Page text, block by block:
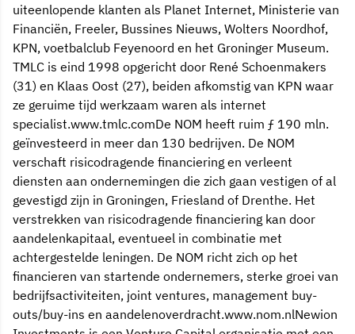
uiteenlopende klanten als Planet Internet, Ministerie van
Financiën, Freeler, Bussines Nieuws, Wolters Noordhof,
KPN, voetbalclub Feyenoord en het Groninger Museum.
TMLC is eind 1998 opgericht door René Schoenmakers
(31) en Klaas Oost (27), beiden afkomstig van KPN waar
ze geruime tijd werkzaam waren als internet
specialist.www.tmlc.comDe NOM heeft ruim ƒ 190 mln.
geïnvesteerd in meer dan 130 bedrijven. De NOM
verschaft risicodragende financiering en verleent
diensten aan ondernemingen die zich gaan vestigen of al
gevestigd zijn in Groningen, Friesland of Drenthe. Het
verstrekken van risicodragende financiering kan door
aandelenkapitaal, eventueel in combinatie met
achtergestelde leningen. De NOM richt zich op het
financieren van startende ondernemers, sterke groei van
bedrijfsactiviteiten, joint ventures, management buy-
outs/buy-ins en aandelenoverdracht.www.nom.nlNewion